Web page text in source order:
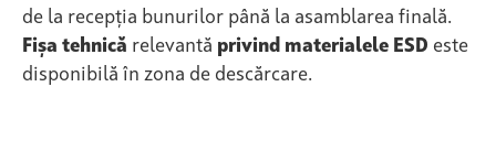
de la recepția bunurilor până la asamblarea finală.
Fișa tehnică relevantă privind materialele ESD este
disponibilă în zona de descărcare.